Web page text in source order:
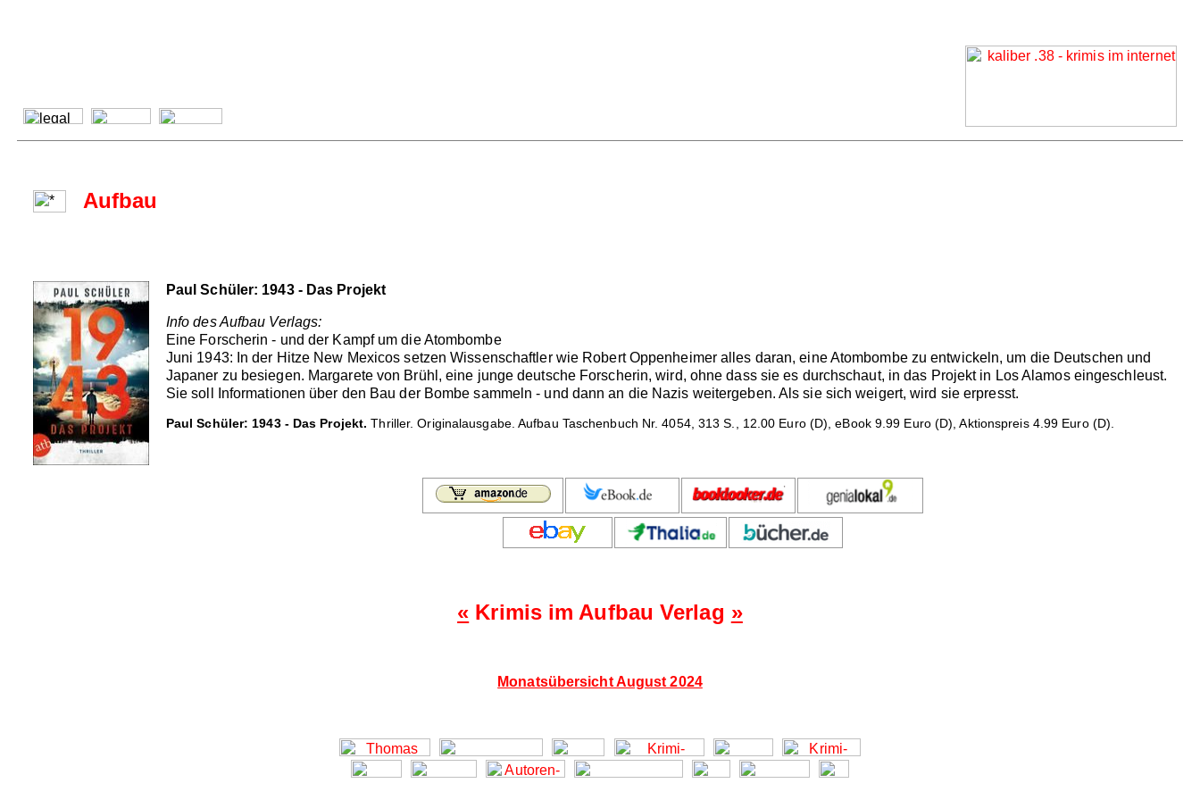
Aufbau
Paul Schüler: 1943 - Das Projekt
Info des Aufbau Verlags:
Eine Forscherin - und der Kampf um die Atombombe
Juni 1943: In der Hitze New Mexicos setzen Wissenschaftler wie Robert Oppenheimer alles daran, eine Atombombe zu entwickeln, um die Deutschen und
Japaner zu besiegen. Margarete von Brühl, eine junge deutsche Forscherin, wird, ohne dass sie es durchschaut, in das Projekt in Los Alamos eingeschleust.
Sie soll Informationen über den Bau der Bombe sammeln - und dann an die Nazis weitergeben. Als sie sich weigert, wird sie erpresst.
Paul Schüler: 1943 - Das Projekt. Thriller. Originalausgabe. Aufbau Taschenbuch Nr. 4054, 313 S., 12.00 Euro (D), eBook 9.99 Euro (D), Aktionspreis 4.99 Euro (D).
« Krimis im Aufbau Verlag »
Monatsübersicht August 2024